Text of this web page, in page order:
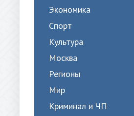
Экономика
Спорт
Культура
Москва
Регионы
Мир
Криминал и ЧП